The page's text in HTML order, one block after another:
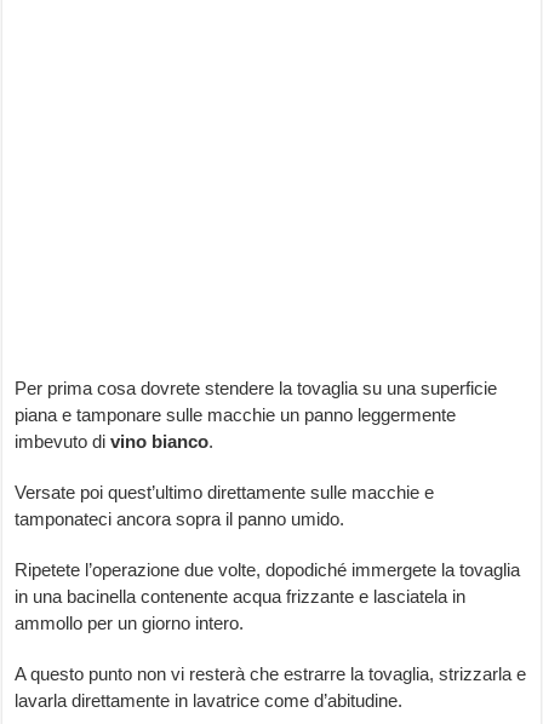
Per prima cosa dovrete stendere la tovaglia su una superficie
piana e tamponare sulle macchie un panno leggermente
imbevuto divino bianco.
Versate poi quest’ultimo direttamente sulle macchie e
tamponateci ancora sopra il panno umido.
Ripetete l’operazione due volte, dopodiché immergete la tovaglia
in una bacinella contenente acqua frizzante e lasciatela in
ammollo per un giorno intero.
A questo punto non vi resterà che estrarre la tovaglia, strizzarla e
lavarla direttamente in lavatrice come d’abitudine.